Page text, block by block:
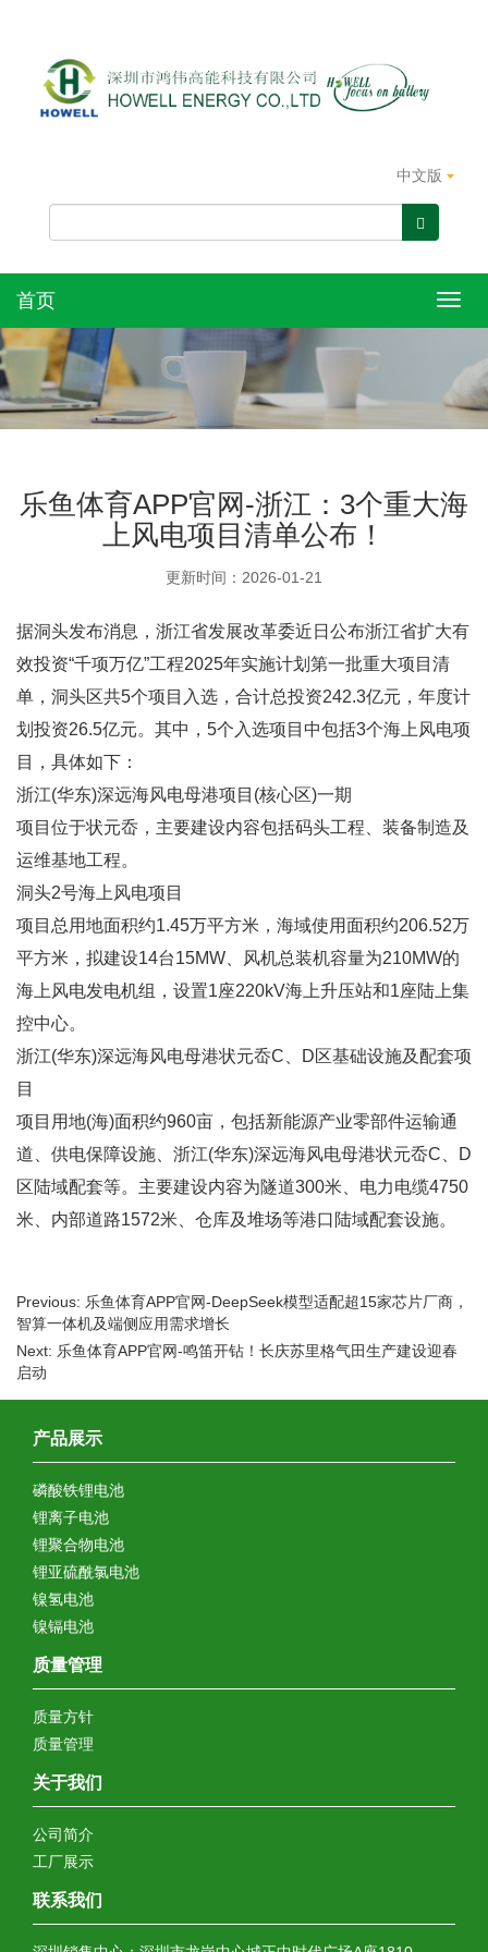
中文版
首页
乐鱼体育APP官网-浙江：3个重大海
上风电项目清单公布！
更新时间：2026-01-21
据洞头发布消息，浙江省发展改革委近日公布浙江省扩大有
效投资“千项万亿”工程2025年实施计划第一批重大项目清
单，洞头区共5个项目入选，合计总投资242.3亿元，年度计
划投资26.5亿元。其中，5个入选项目中包括3个海上风电项
目，具体如下：
浙江(华东)深远海风电母港项目(核心区)一期
项目位于状元岙，主要建设内容包括码头工程、装备制造及
运维基地工程。
洞头2号海上风电项目
项目总用地面积约1.45万平方米，海域使用面积约206.52万
平方米，拟建设14台15MW、风机总装机容量为210MW的
海上风电发电机组，设置1座220kV海上升压站和1座陆上集
控中心。
浙江(华东)深远海风电母港状元岙C、D区基础设施及配套项
目
项目用地(海)面积约960亩，包括新能源产业零部件运输通
道、供电保障设施、浙江(华东)深远海风电母港状元岙C、D
区陆域配套等。主要建设内容为隧道300米、电力电缆4750
米、内部道路1572米、仓库及堆场等港口陆域配套设施。
Previous: 乐鱼体育APP官网-DeepSeek模型适配超15家芯片厂商，
智算一体机及端侧应用需求增长
Next: 乐鱼体育APP官网-鸣笛开钻！长庆苏里格气田生产建设迎春
启动
产品展示
磷酸铁锂电池
锂离子电池
锂聚合物电池
锂亚硫酰氯电池
镍氢电池
镍镉电池
质量管理
质量方针
质量管理
关于我们
公司简介
工厂展示
联系我们